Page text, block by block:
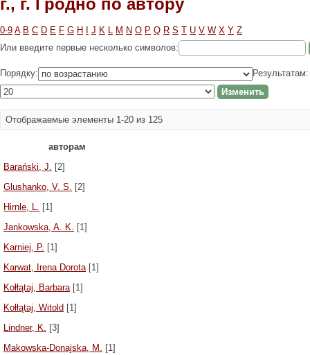
г., г. Гродно по автору
0-9 A B C D E F G H J K L M N O P Q R S T U V W X Y Z
Или введите первые несколько символов:
Порядку: Результатам:
Отображаемые элементы 1-20 из 125
авторам
Barański, J.
[2]
Glushanko, V. S.
[2]
Hirnle, L.
[1]
Jankowska, A. K.
[1]
Karniej, P. [1]
Karwat, Irena Dorota [1]
Kołłątaj, Barbara [1]
Kołłątaj, Witold [1]
Lindner, K.
[3]
Makowska-Donajska, M.
[1]